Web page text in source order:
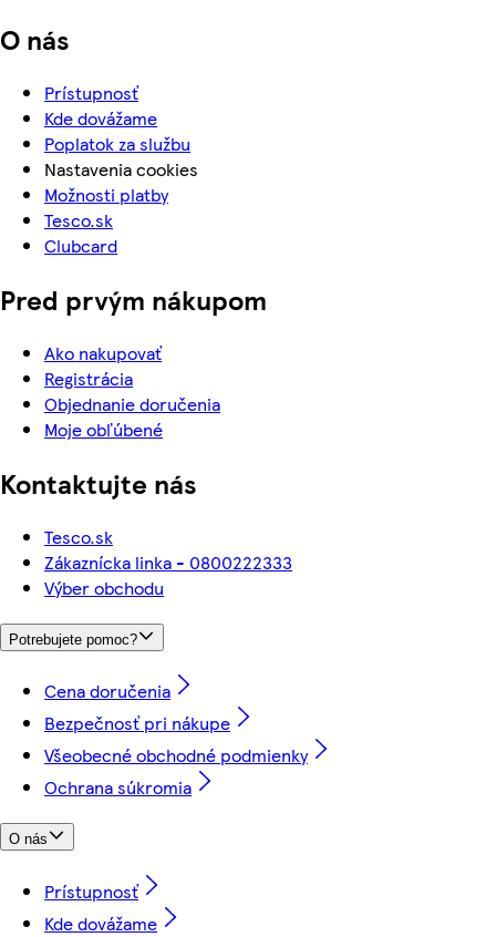
O nás
Prístupnosť
Kde dovážame
Poplatok za službu
Nastavenia cookies
Možnosti platby
Tesco.sk
Clubcard
Pred prvým nákupom
Ako nakupovať
Registrácia
Objednanie doručenia
Moje obľúbené
Kontaktujte nás
Tesco.sk
Zákaznícka linka - 0800222333
Výber obchodu
Potrebujete pomoc?
Cena doručenia
Bezpečnosť pri nákupe
Všeobecné obchodné podmienky
Ochrana súkromia
O nás
Prístupnosť
Kde dovážame